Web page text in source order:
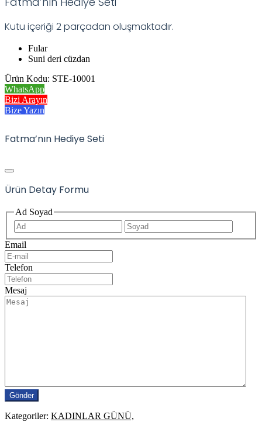
Kutu içeriği 2 parçadan oluşmaktadır.
Fular
Suni deri cüzdan
Ürün Kodu: STE-10001
WhatsApp
Bizi Arayın
Bize Yazın
Fatma’nın Hediye Seti
Ürün Detay Formu
Ad Soyad
İlk
Email
Telefon
Mesaj
Kategoriler: KADINLAR GÜNÜ,